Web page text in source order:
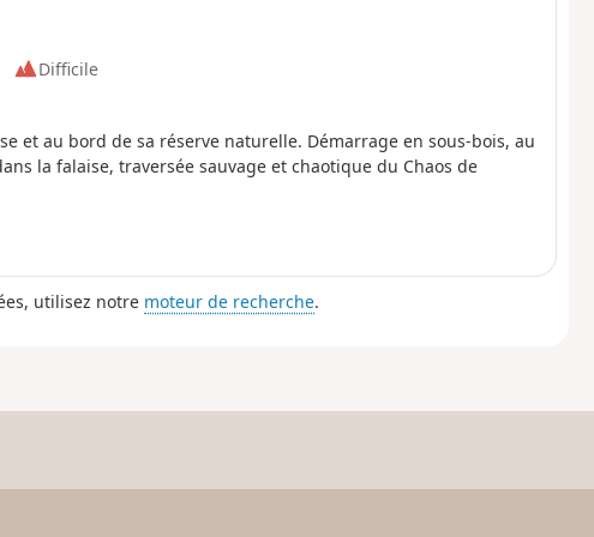
Difficile
et au bord de sa réserve naturelle. Démarrage en sous-bois, au
la falaise, traversée sauvage et chaotique du Chaos de
utilisez notre moteur de recherche.